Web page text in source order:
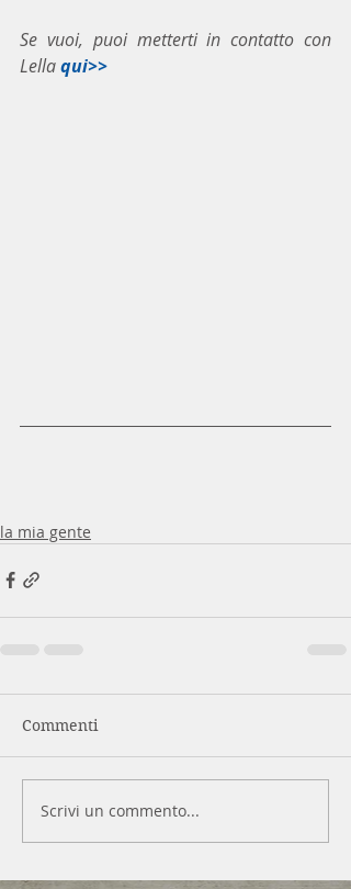
Se vuoi, puoi metterti in contatto con
Lella qui>>
la mia gente
Commenti
Scrivi un commento...